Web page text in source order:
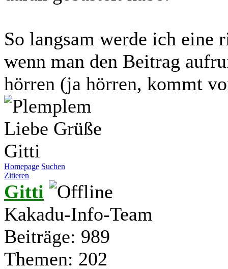
So langsam werde ich
wenn man den Beitrag
hörren (ja hörren, kommt
Liebe Grüße
Gitti
Homepage Suchen
Zitieren
Gitti
Kakadu-Info-Team
Beiträge: 989
Themen: 202